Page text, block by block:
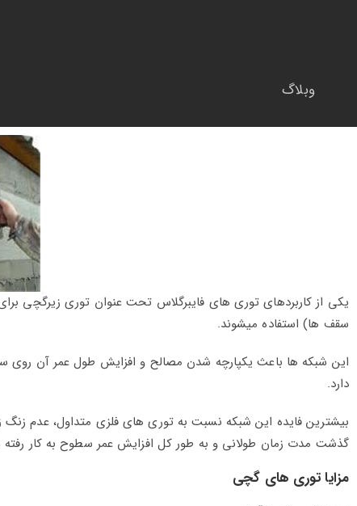
وبلاگ
یکی از کاربردهای توری های فایبرگلاس تحت عنوان توری زیرگچی
سقف ها) استفاده میشوند.
این شبکه ها باعث یکپارچه شدن مصالح و افزایش طول عمر آن روی
دارد.
بیشترین فایده این شبکه نسبت به توری های فلزی متداول، عدم
گذشت مدت زمان طولانی و به طور کل افزایش عمر سطوح به کار
مزایا توری های گچی